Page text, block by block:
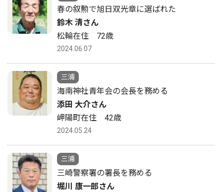
春の叙勲で旭日双光章に選ばれた
鈴木 清さん
松輪在住 72歳
2024.06.07
三浦
海南神社青年会の会長を務める
添田 大介さん
岬陽町在住 42歳
2024.05.24
三浦
三崎警察署の署長を務める
堀川 康一郎さん